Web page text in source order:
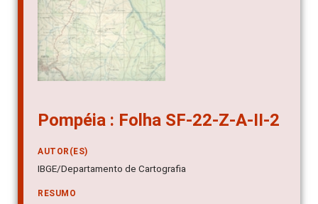
Pompéia : Folha SF-22-Z-A-II-2
AUTOR(ES)
IBGE/Departamento de Cartografia
RESUMO